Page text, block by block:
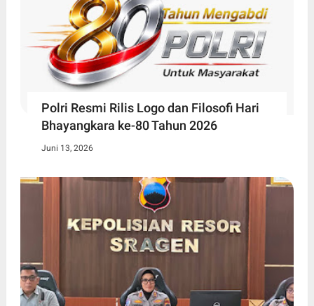
Polri Resmi Rilis Logo dan Filosofi Hari
Bhayangkara ke-80 Tahun 2026
Juni 13, 2026